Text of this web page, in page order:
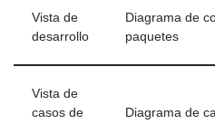
Vista de
desarrollo
Diagrama de
paquetes
Vista de
casos de
Diagrama de